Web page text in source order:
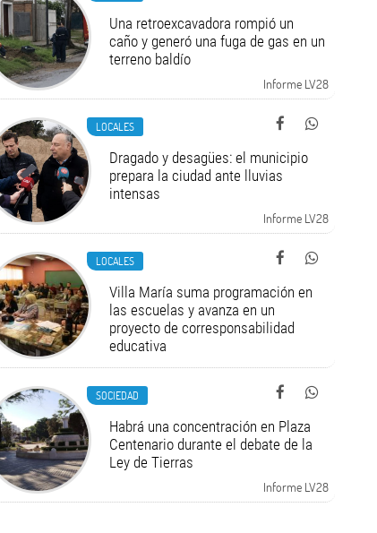
Una retroexcavadora rompió un
caño y generó una fuga de gas en un
terreno baldío
Informe LV28
LOCALES
Dragado y desagües: el municipio
prepara la ciudad ante lluvias
intensas
Informe LV28
LOCALES
Villa María suma programación en
las escuelas y avanza en un
proyecto de corresponsabilidad
educativa
SOCIEDAD
Habrá una concentración en Plaza
Centenario durante el debate de la
Ley de Tierras
Informe LV28